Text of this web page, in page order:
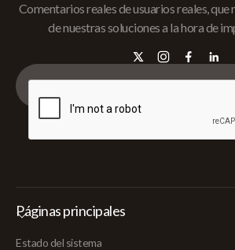
Comentarios reales de usuarios reales,
de nuestras soluciones a la hora de
Páginas principales
Estado del sistema